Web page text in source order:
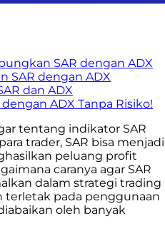
SAR dengan ADX
SAR dengan ADX
dan ADX
ADX Tanpa Risiko!
tentang indikator SAR
trader, SAR bisa menjadi
peluang profit
caranya agar SAR
dalam strategi trading
terletak pada penggunaan
oleh banyak